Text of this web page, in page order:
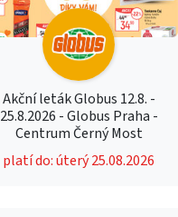
Akční leták Globus 12.8. -
25.8.2026 - Globus Praha -
Centrum Černý Most
platí do: úterý 25.08.2026